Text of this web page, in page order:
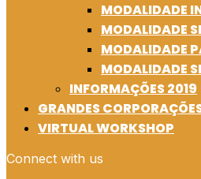
MODALIDADE
MODALIDADE
MODALIDADE
MODALIDADE
INFORMAÇÕES 2019
GRANDES
VIRTUAL WORKSHOP
Connect with us